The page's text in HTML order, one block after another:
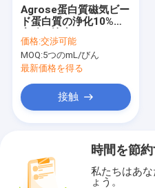
Agrose蛋白質磁気ビー
ド蛋白質の浄化10%の
価格:交渉可能
MOQ:5つのmL/びん
最新価格を得る
接触
時間を節
私たちはあ
ょう。